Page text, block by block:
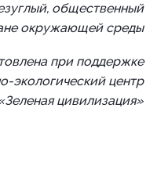
общественный
окружающей среды
при поддержке
экологический центр
цивилизация»